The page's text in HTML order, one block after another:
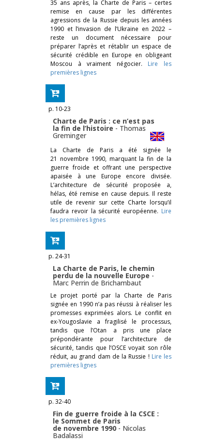
35 ans après, la Charte de Paris – certes
remise en cause par les différentes
agressions de la Russie depuis les années
1990 et l’invasion de l’Ukraine en 2022 –
reste un document nécessaire pour
préparer l’après et rétablir un espace de
sécurité crédible en Europe en obligeant
Moscou à vraiment négocier. Lire les
premières lignes
p. 10-23
Charte de Paris : ce n’est pas
la fin de l’histoire - Thomas
Greminger
La Charte de Paris a été signée le
21 novembre 1990, marquant la fin de la
guerre froide et offrant une perspective
apaisée à une Europe encore divisée.
L’architecture de sécurité proposée a,
hélas, été remise en cause depuis. Il reste
utile de revenir sur cette Charte lorsqu’il
faudra revoir la sécurité européenne. Lire
les premières lignes
p. 24-31
La Charte de Paris, le chemin
perdu de la nouvelle Europe -
Marc Perrin de Brichambaut
Le projet porté par la Charte de Paris
signée en 1990 n’a pas réussi à réaliser les
promesses exprimées alors. Le conflit en
ex-Yougoslavie a fragilisé le processus,
tandis que l’Otan a pris une place
prépondérante pour l’architecture de
sécurité, tandis que l’OSCE voyait son rôle
réduit, au grand dam de la Russie ! Lire les
premières lignes
p. 32-40
Fin de guerre froide à la CSCE :
le Sommet de Paris
de novembre 1990 - Nicolas
Badalassi